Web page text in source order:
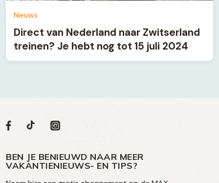
Nieuws
Direct van Nederland naar Zwitserland
treinen? Je hebt nog tot 15 juli 2024
Volg
op
Social
Volg
op
Facebook
Volg
op
TikTok
Volg
op
Instagram
BEN JE BENIEUWD NAAR MEER
VAKANTIENIEUWS- EN TIPS?